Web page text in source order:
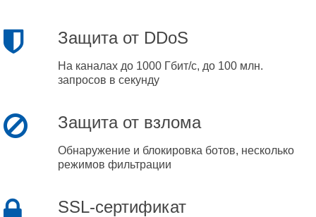
Защита от DDoS
На каналах до 1000 Гбит/с, до 100 млн.
запросов в секунду
Защита от взлома
Обнаружение и блокировка ботов, несколько
режимов фильтрации
SSL-сертификат